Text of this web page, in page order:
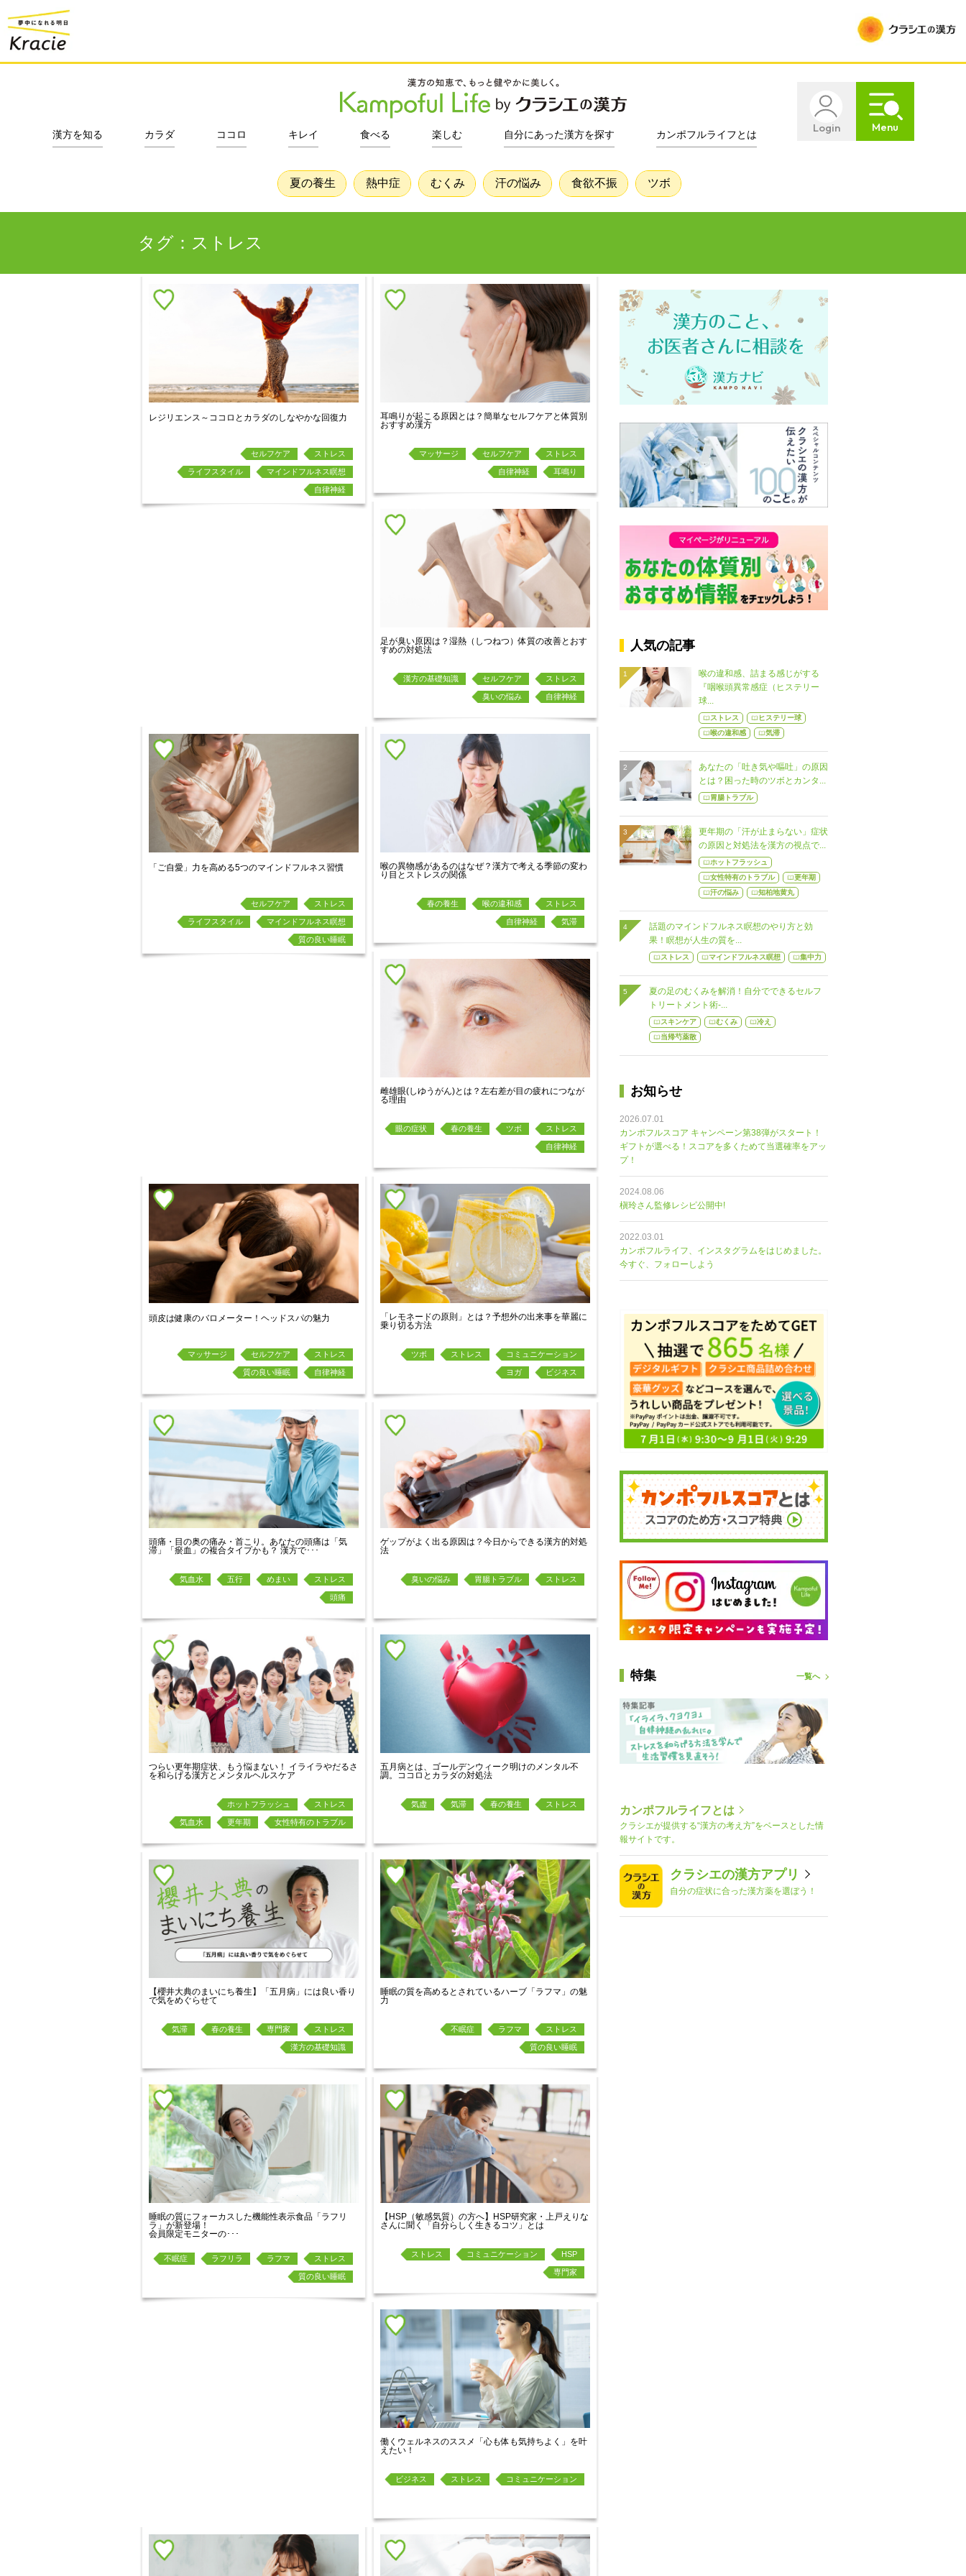
Login Menu
漢方を知る カラダ ココロ キレイ 食べる 楽しむ 自分にあった漢方を探す カンポフルライフとは
夏の養生 熱中症 むくみ 汗の悩み 食欲不振 ツボ
タグ：ストレス
人気の記事
喉の違和感、詰まる感じがする
『咽喉頭異常感症（ヒステリー
球...
ストレス
ヒステリー球
喉の違和感
気滞
あなたの「吐き気や嘔吐」の原因
とは？困った時のツボとカンタ...
胃腸トラブル
更年期の「汗が止まらない」症状
の原因と対処法を漢方の視点で...
ホットフラッシュ
女性特有のトラブル
更年期
汗の悩み
知柏地黄丸
話題のマインドフルネス瞑想のやり方と効
果！瞑想が人生の質を...
ストレス マインドフルネス瞑想 集中力
夏の足のむくみを解消！自分でできるセルフ
トリートメント術-...
スキンケア むくみ
冷え
当帰芍薬散
お知らせ
2026.07.01
カンポフルスコア キャンペーン第38弾がスタート！
ギフトが選べる！スコアを多くためて当選確率をアッ
プ！
2024.08.06
槇玲さん監修レシピ公開中!
2022.03.01
カンポフルライフ、インスタグラムをはじめました。
今すぐ、フォローしよう
特集 一覧へ
カンポフルライフとは
クラシエが提供する“漢方の考え方”をベースとした情
報サイトです。
クラシエの漢方アプリ
自分の症状に合った漢方薬を選ぼう！
レジリエンス～ココロとカラダのしなやかな回復力
ストレス
セルフケア
マインドフルネス瞑想
ライフスタイル
自律神経
耳鳴りが起こる原因とは？簡単なセルフケアと体質別
おすすめ漢方
ストレス
セルフケア
マッサージ
耳鳴り
自律神経
足が臭い原因は？湿熱（しつねつ）体質の改善とおす
すめの対処法
ストレス
セルフケア
漢方の基礎知識
自律神経
臭いの悩み
「ご自愛」力を高める5つのマインドフルネス習慣
ストレス
セルフケア
マインドフルネス瞑想
ライフスタイル
質の良い睡眠
喉の異物感があるのはなぜ？漢方で考える季節の変わ
り目とストレスの関係
ストレス
喉の違和感
春の養生
気滞
自律神経
雌雄眼(しゆうがん)とは？左右差が目の疲れにつなが
る理由
ストレス
ツボ
春の養生
眼の症状
自律神経
頭皮は健康のバロメーター！ヘッドスパの魅力
ストレス
セルフケア
マッサージ
自律神経
質の良い睡眠
「レモネードの原則」とは？予想外の出来事を華麗に
乗り切る方法
コミュニケーション
ストレス
ツボ
ビジネス
ヨガ
頭痛・目の奥の痛み・首こり。あなたの頭痛は「気
滞」「瘀血」の複合タイプかも？ 漢方で･･･
ストレス
めまい
五行
気血水
頭痛
ゲップがよく出る原因は？今日からできる漢方的対処
法
ストレス
胃腸トラブル
臭いの悩み
つらい更年期症状、もう悩まない！ イライラやだるさ
を和らげる漢方とメンタルヘルスケア
ストレス
ホットフラッシュ
女性特有のトラブル
更年期
気血水
五月病とは、ゴールデンウィーク明けのメンタル不
調。ココロとカラダの対処法
ストレス
春の養生
気滞
気虚
【櫻井大典のまいにち養生】「五月病」には良い香り
で気をめぐらせて
ストレス
専門家
春の養生
気滞
漢方の基礎知識
睡眠の質を高めるとされているハーブ「ラフマ」の魅
力
ストレス
ラフマ
不眠症
質の良い睡眠
睡眠の質にフォーカスした機能性表示食品「ラフリ
ラ」が新登場！
会員限定モニターの･･･
ストレス
ラフマ
ラフリラ
不眠症
質の良い睡眠
【HSP（敏感気質）の方へ】HSP研究家・上戸えりな
さんに聞く「自分らしく生きるコツ」とは
HSP
コミュニケーション
ストレス
専門家
働くウェルネスのススメ「心も体も気持ちよく」を叶
えたい！
コミュニケーション
ストレス
ビジネス